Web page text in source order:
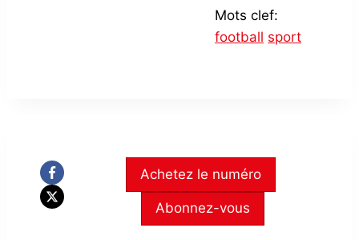
Mots clef:
football sport
Achetez le numéro
Abonnez-vous